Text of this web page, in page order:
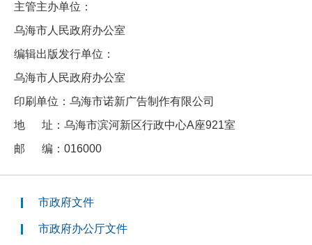
主管主办单位：
乌海市人民政府办公室
编辑出版发行单位：
乌海市人民政府办公室
印刷单位：乌海市诺新广告制作有限公司
地 址：乌海市滨河新区行政中心A座921室
邮 编：016000
市政府文件
市政府办公厅文件